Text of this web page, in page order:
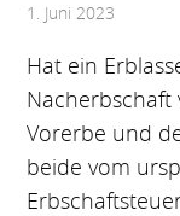
1. Juni 2023
Hat ein
Nacherbschaft
Vorerbe und
beide vom